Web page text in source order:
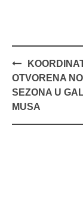
Navigacija
objava
OTVORENA
SEZONA U
MUSA